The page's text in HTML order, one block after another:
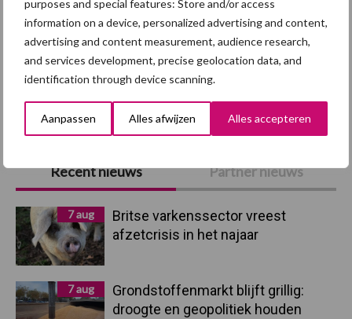
purposes and special features: Store and/or access
information on a device, personalized advertising and content,
advertising and content measurement, audience research,
and services development, precise geolocation data, and
identification through device scanning.
Aanpassen Alles afwijzen Alles accepteren
Sidebar
Recent nieuws Partner nieuws
7 aug
Britse varkenssector vreest
afzetcrisis in het najaar
7 aug
Grondstoffenmarkt blijft grillig:
droogte en geopolitiek houden
varkenspest